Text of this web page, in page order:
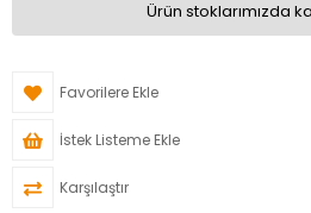
Ürün stoklarımızda
Favorilere Ekle
İstek Listeme Ekle
Karşılaştır